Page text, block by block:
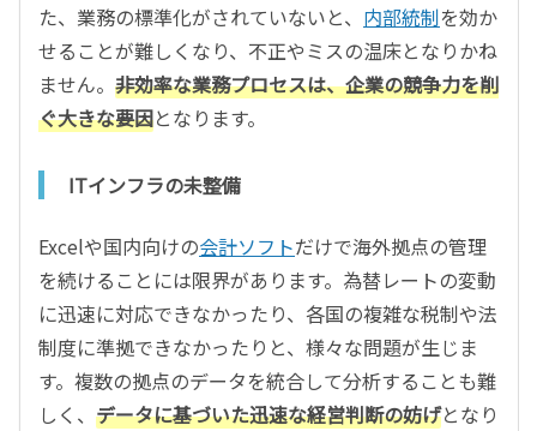
た、業務の標準化がされていないと、 内部統制を効か
せることが難しくなり、不正やミスの温床となりかね
ません。 非効率な業務プロセスは、企業の競争力を削
ぐ大きな要因となります。
ITインフラの未整備
Excelや国内向けの会計ソフトだけで海外拠点の管理
を続けることには限界があります。為替レートの変動
に迅速に対応できなかったり、各国の複雑な税制や法
制度に準拠できなかったりと、様々な問題が生じま
す。複数の拠点のデータを統合して分析することも難
しく、 データに基づいた迅速な経営判断の妨げとなり